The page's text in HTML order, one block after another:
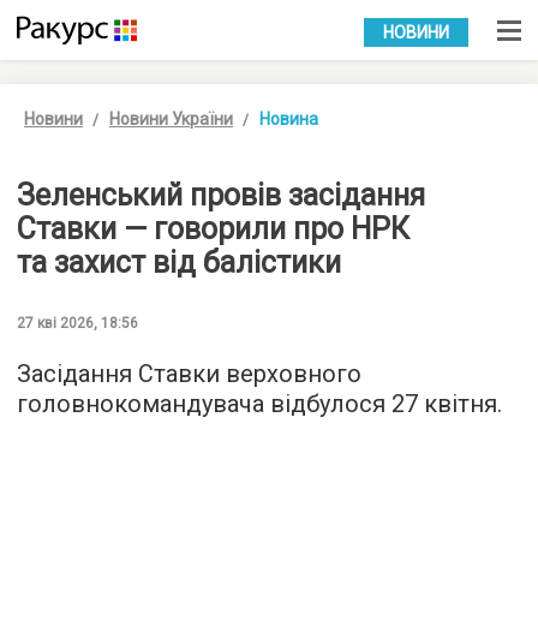
УКР РУС
НОВИНИ
Новини Новини України Новина
Зеленський провів засідання
Ставки — говорили про НРК
та захист від балістики
27 кві 2026, 18:56
Засідання Ставки верховного
головнокомандувача відбулося 27 квітня.